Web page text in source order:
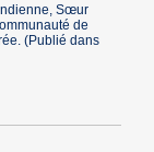
Sœur
de
(Publié dans